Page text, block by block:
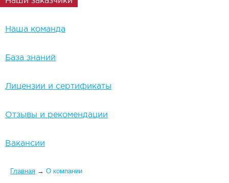
Наша команда
База знаний
Лицензии и сертификаты
Отзывы и рекомендации
Вакансии
Вы здесь
Главная → О компании